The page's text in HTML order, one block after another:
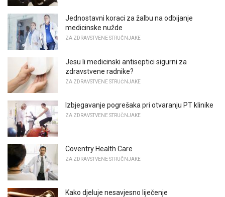
Jednostavni koraci za žalbu na odbijanje
medicinske nužde
ZA ZDRAVSTVENE STRUČNJAKE
Jesu li medicinski antiseptici sigurni za
zdravstvene radnike?
ZA ZDRAVSTVENE STRUČNJAKE
Izbjegavanje pogrešaka pri otvaranju PT klinike
ZA ZDRAVSTVENE STRUČNJAKE
Coventry Health Care
ZA ZDRAVSTVENE STRUČNJAKE
Kako djeluje nesavjesno liječenje